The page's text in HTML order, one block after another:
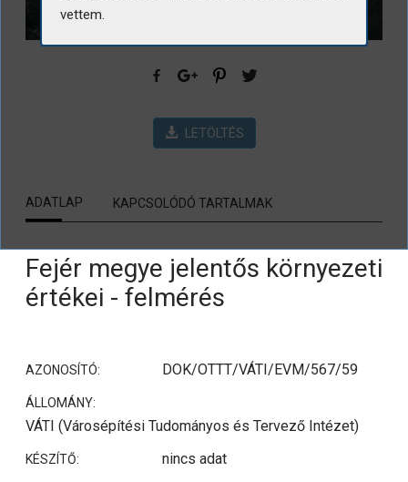
LETÖLTÉS
ADATLAP KAPCSOLÓDÓ TARTALMAK
Fejér megye jelentős környezeti
értékei - felmérés
AZONOSÍTÓ: DOK/OTTT/VÁTI/EVM/567/59
ÁLLOMÁNY:
VÁTI (Városépítési Tudományos és Tervező Intézet)
KÉSZÍTŐ: nincs adat
vettem.